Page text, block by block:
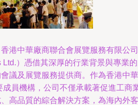
港中華廠商聯合會展覽服務有限公司
）憑借其深厚的行業背景與專業
議及展覽服務提供商。作為香港中華
員機構，公司不僅承載著促進工商
高品質的綜合解決方案，為海內外客